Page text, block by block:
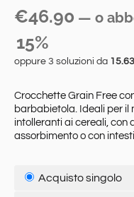
€46.90 — o
15%
oppure 3 soluzioni da
Crocchette Grain Free
barbabietola. Ideali per
intolleranti ai cereali, con
assorbimento o con
Acquisto singolo